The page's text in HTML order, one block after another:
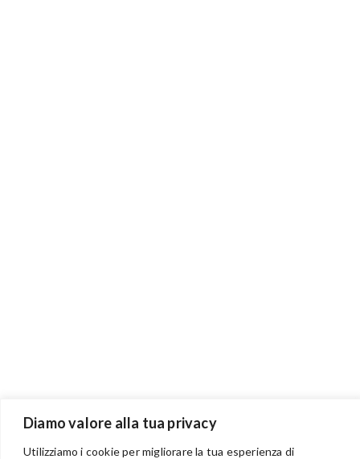
Diamo valore alla tua privacy
Utilizziamo i cookie per migliorare la tua esperienza di